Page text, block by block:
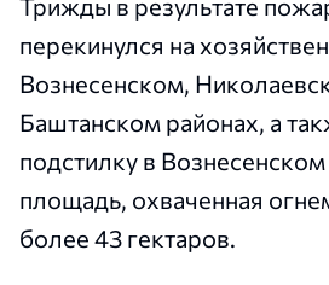
Трижды в результате
перекинулся на
Вознесенском,
Баштанском районах, а
подстилку в
площадь, охваченная
более 43 гектаров.